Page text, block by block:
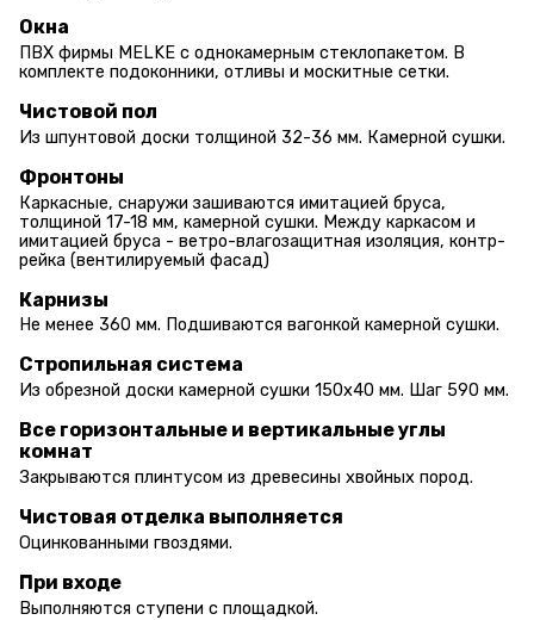
Окна
ПВХ фирмы MELKE с однокамерным стеклопакетом. В
комплекте подоконники, отливы и москитные сетки.
Чистовой пол
Из шпунтовой доски толщиной 32-36 мм. Камерной сушки.
Фронтоны
Каркасные, снаружи зашиваются имитацией бруса,
толщиной 17-18 мм, камерной сушки. Между каркасом и
имитацией бруса - ветро-влагозащитная изоляция, контр-
рейка (вентилируемый фасад)
Карнизы
Не менее 360 мм. Подшиваются вагонкой камерной сушки.
Стропильная система
Из обрезной доски камерной сушки 150х40 мм. Шаг 590 мм.
Все горизонтальные и вертикальные углы
комнат
Закрываются плинтусом из древесины хвойных пород.
Чистовая отделка выполняется
Оцинкованными гвоздями.
При входе
Выполняются ступени с площадкой.